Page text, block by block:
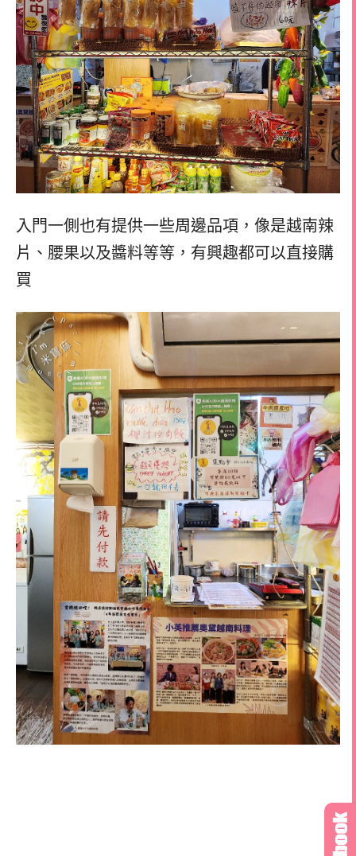
入門一側也有提供一些周邊品項，像是越南辣
片、腰果以及醬料等等，有興趣都可以直接購
買